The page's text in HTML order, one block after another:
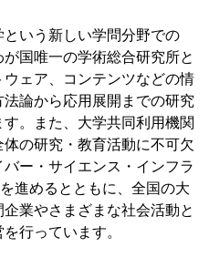
いう新しい学問分野での
が国唯一の学術総合研究所と
ェア、コンテンツなどの情
論から応用展開までの研究
。また、大学共同利用機関
の研究・教育活動に不可欠
ー・サイエンス・インフラ
進めるとともに、全国の大
業やさまざまな社会活動と
行っています。